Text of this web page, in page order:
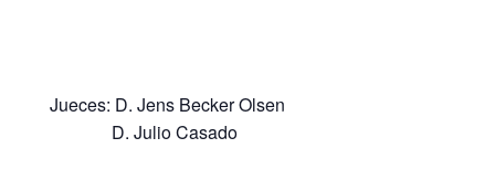
Jueces: D. Jens Becker Olsen
D. Julio Casado